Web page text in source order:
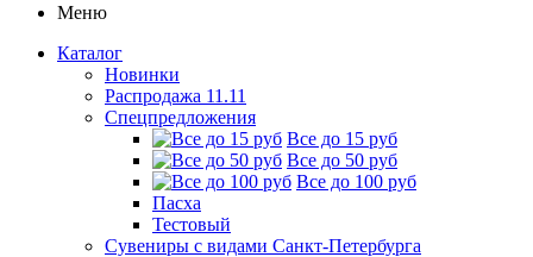
Меню
Каталог
Новинки
Распродажа 11.11
Спецпредложения
Все до 15 руб
Все до 50 руб
Все до 100 руб
Пасха
Тестовый
Сувениры с видами Санкт-Петербурга